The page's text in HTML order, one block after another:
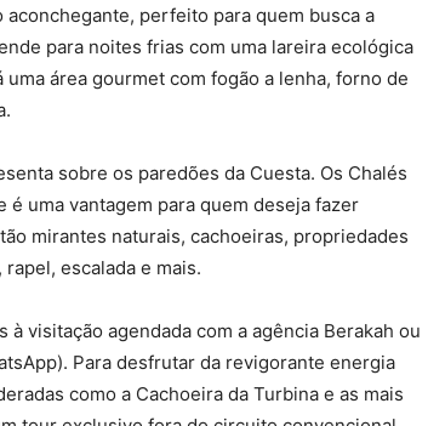
perfeito para quem busca a
para noites frias com uma lareira ecológica
área gourmet com fogão a lenha, forno de
sobre os paredões da Cuesta. Os Chalés
uma vantagem para quem deseja fazer
mirantes naturais, cachoeiras, propriedades
escalada e mais.
visitação agendada com a agência Berakah ou
Para desfrutar da revigorante energia
como a Cachoeira da Turbina e as mais